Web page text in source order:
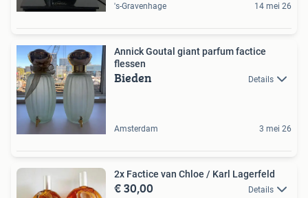
's-Gravenhage 14 mei 26
Annick Goutal giant parfum factice
flessen
Bieden Details
Amsterdam 3 mei 26
2x Factice van Chloe / Karl Lagerfeld
€ 30,00 Details